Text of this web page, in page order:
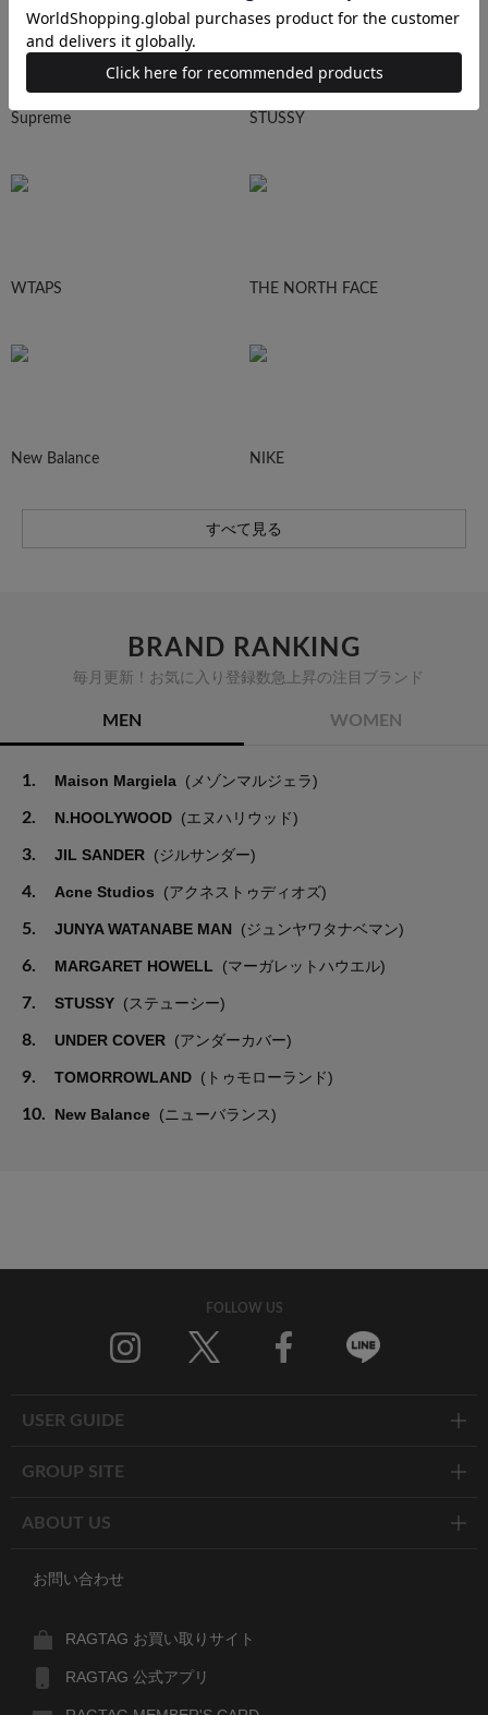
Supreme STUSSY
WTAPS THE NORTH FACE
New Balance NIKE
すべて見る
BRAND RANKING
毎月更新！お気に入り登録数急上昇の注目ブランド
MEN WOMEN
1. Maison Margiela (メゾンマルジェラ)
2. N.HOOLYWOOD (エヌハリウッド)
3. JIL SANDER (ジルサンダー)
4. Acne Studios (アクネストゥディオズ)
5. JUNYA WATANABE MAN (ジュンヤワタナベマン)
6. MARGARET HOWELL (マーガレットハウエル)
7. STUSSY (ステューシー)
8. UNDER COVER (アンダーカバー)
9. TOMORROWLAND (トゥモローランド)
10. New Balance (ニューバランス)
FOLLOW US
USER GUIDE
GROUP SITE
ABOUT US
お問い合わせ
RAGTAG お買い取りサイト
RAGTAG 公式アプリ